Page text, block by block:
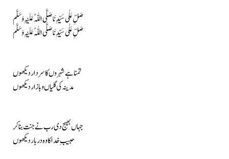
صَلِّ عَلٰی سَیِّدِنَا صَلَّی اللّٰہُ عَلَیْہِ وَسَلَّم
صَلِّ عَلٰی سَیِّدِنَا صَلَّی اللّٰہُ عَلَیْہِ وَسَلَّم
تمنا ہے شہروں کا سردار دیکھوں
مدینہ کی گلیاں و بازار دیکھوں
جہاں بھیج دی رب نے جنت بنا کر
حبیبِ خدا کا وہ دربار دیکھوں